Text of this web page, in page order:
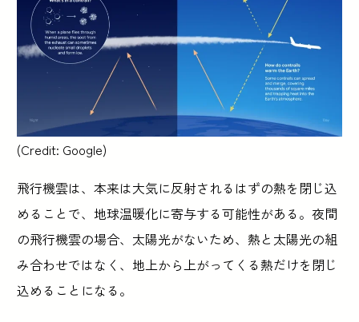
(Credit: Google)
飛行機雲は、本来は大気に反射されるはずの熱を閉じ込
めることで、地球温暖化に寄与する可能性がある。夜間
の飛行機雲の場合、太陽光がないため、熱と太陽光の組
み合わせではなく、地上から上がってくる熱だけを閉じ
込めることになる。